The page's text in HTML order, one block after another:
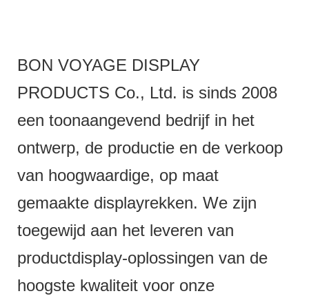
BON VOYAGE DISPLAY
PRODUCTS Co., Ltd. is sinds 2008
een toonaangevend bedrijf in het
ontwerp, de productie en de verkoop
van hoogwaardige, op maat
gemaakte displayrekken. We zijn
toegewijd aan het leveren van
productdisplay-oplossingen van de
hoogste kwaliteit voor onze